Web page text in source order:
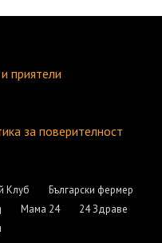
приятели
за поверителност
Клуб
Български фермер
Мама 24
24 Здраве